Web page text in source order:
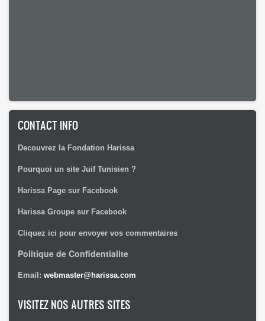
CONTACT INFO
Decouvrez la Fondation Harissa
Pourquoi un site Juif Tunisien ?
Harissa Page sur Facebook
Harissa Groupe sur Facebook
Cliquez ici pour envoyer vos commentaires
Politique de Confidentialite
Email: webmaster@harissa.com
VISITEZ NOS AUTRES SITES